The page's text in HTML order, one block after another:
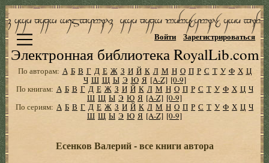
Электронная библиотека RoyalLib.com
Войти Зарегистрироваться
По авторам: А Б В Г Д Е Ж З И Й К Л М Н О П Р С Т У Ф Х Ц
Ч Ш Щ Ы Э Ю Я [A-Z] [0-9]
По книгам: А Б В Г Д Е Ж З И Й К Л М Н О П Р С Т У Ф Х Ц Ч
Ш Щ Ы Э Ю Я [A-Z] [0-9]
По сериям: А Б В Г Д Е Ж З И Й К Л М Н О П Р С Т У Ф Х Ц Ч
Ш Щ Ы Э Ю Я [A-Z] [0-9]
Есенков Валерий - все книги автора